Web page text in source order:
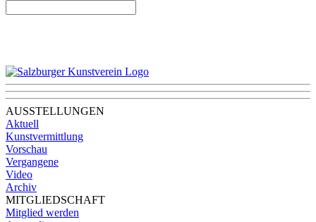
AUSSTELLUNGEN
Aktuell
Kunstvermittlung
Vorschau
Vergangene
Video
Archiv
MITGLIEDSCHAFT
Mitglied werden